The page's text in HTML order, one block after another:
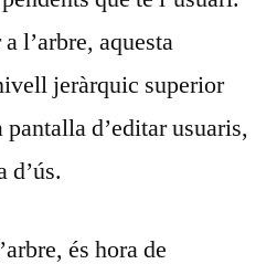
l’arbre, aquesta
jeràrquic superior
d’editar usuaris,
d’ús.
és hora de